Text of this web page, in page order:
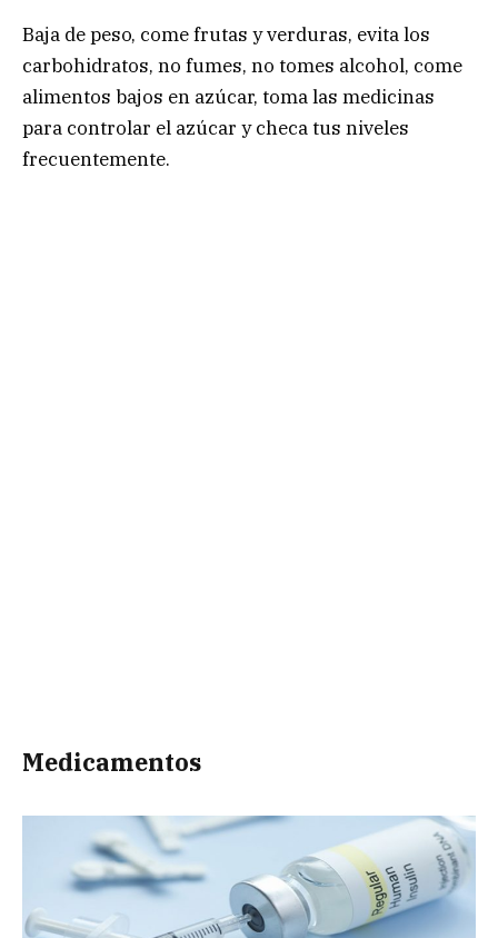
Baja de peso, come frutas y verduras, evita los
carbohidratos, no fumes, no tomes alcohol, come
alimentos bajos en azúcar, toma las medicinas
para controlar el azúcar y checa tus niveles
frecuentemente.
Medicamentos